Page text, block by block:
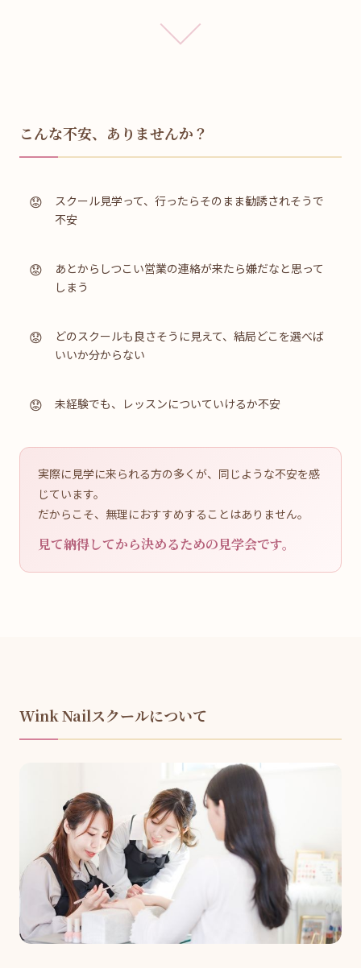
こんな不安、ありませんか？
スクール見学って、行ったらそのまま勧誘されそうで
不安
あとからしつこい営業の連絡が来たら嫌だなと思って
しまう
どのスクールも良さそうに見えて、結局どこを選べば
いいか分からない
未経験でも、レッスンについていけるか不安
実際に見学に来られる方の多くが、同じような不安を感
じています。
だからこそ、無理におすすめすることはありません。
見て納得してから決めるための見学会です。
Wink Nailスクールについて